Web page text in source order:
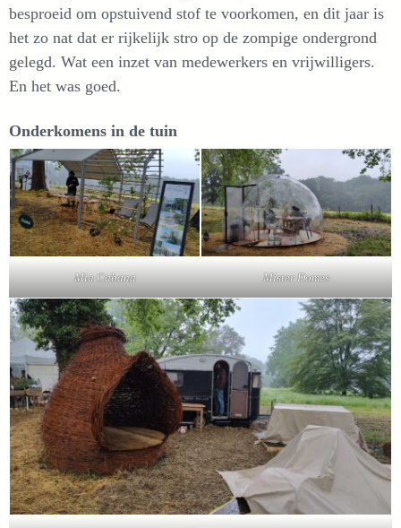
besproeid om opstuivend stof te voorkomen, en dit jaar is
het zo nat dat er rijkelijk stro op de zompige ondergrond
gelegd. Wat een inzet van medewerkers en vrijwilligers.
En het was goed.
Onderkomens in de tuin
Mia Cabana Mister Domes